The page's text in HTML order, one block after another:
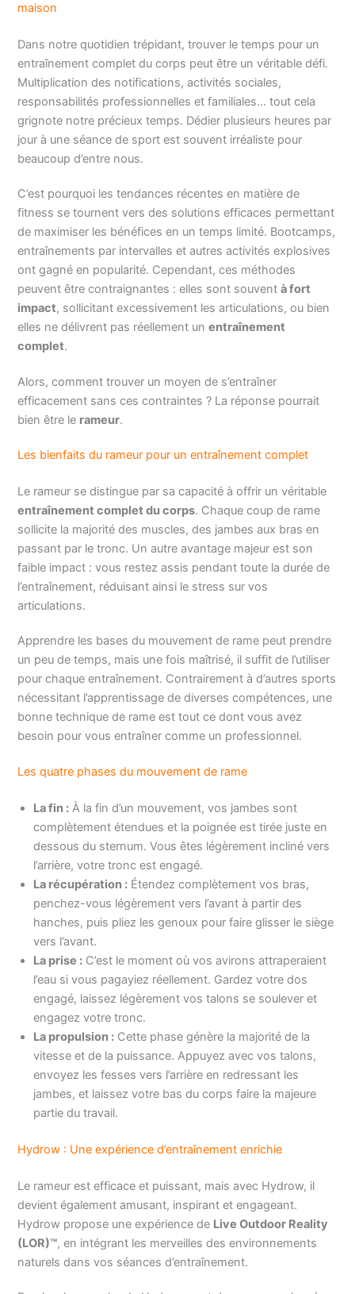
maison
Dans notre quotidien trépidant, trouver le temps pour un
entraînement complet du corps peut être un véritable défi.
Multiplication des notifications, activités sociales,
responsabilités professionnelles et familiales… tout cela
grignote notre précieux temps. Dédier plusieurs heures par
jour à une séance de sport est souvent irréaliste pour
beaucoup d’entre nous.
C’est pourquoi les tendances récentes en matière de
fitness se tournent vers des solutions efficaces permettant
de maximiser les bénéfices en un temps limité. Bootcamps,
entraînements par intervalles et autres activités explosives
ont gagné en popularité. Cependant, ces méthodes
peuvent être contraignantes : elles sont souventà fort
impact, sollicitant excessivement les articulations, ou bien
elles ne délivrent pas réellement unentraînement
complet.
Alors, comment trouver un moyen de s’entraîner
efficacement sans ces contraintes ? La réponse pourrait
bien être le rameur.
Les bienfaits du rameur pour un entraînement complet
Le rameur se distingue par sa capacité à offrir un véritable
entraînement complet du corps. Chaque coup de rame
sollicite la majorité des muscles, des jambes aux bras en
passant par le tronc. Un autre avantage majeur est son
faible impact : vous restez assis pendant toute la durée de
l’entraînement, réduisant ainsi le stress sur vos
articulations.
Apprendre les bases du mouvement de rame peut prendre
un peu de temps, mais une fois maîtrisé, il suffit de l’utiliser
pour chaque entraînement. Contrairement à d’autres sports
nécessitant l’apprentissage de diverses compétences, une
bonne technique de rame est tout ce dont vous avez
besoin pour vous entraîner comme un professionnel.
Les quatre phases du mouvement de rame
La fin : À la fin d’un mouvement, vos jambes sont
complètement étendues et la poignée est tirée juste en
dessous du sternum. Vous êtes légèrement incliné vers
l’arrière, votre tronc est engagé.
La récupération : Étendez complètement vos bras,
penchez-vous légèrement vers l’avant à partir des
hanches, puis pliez les genoux pour faire glisser le siège
vers l’avant.
La prise : C’est le moment où vos avirons attraperaient
l’eau si vous pagayiez réellement. Gardez votre dos
engagé, laissez légèrement vos talons se soulever et
engagez votre tronc.
La propulsion : Cette phase génère la majorité de la
vitesse et de la puissance. Appuyez avec vos talons,
envoyez les fesses vers l’arrière en redressant les
jambes, et laissez votre bas du corps faire la majeure
partie du travail.
Hydrow : Une expérience d’entraînement enrichie
Le rameur est efficace et puissant, mais avec Hydrow, il
devient également amusant, inspirant et engageant.
Hydrow propose une expérience de Live Outdoor Reality
(LOR)™, en intégrant les merveilles des environnements
naturels dans vos séances d’entraînement.